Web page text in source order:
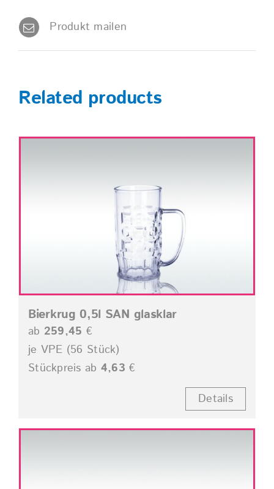
Produkt mailen
Related products
Bierkrug 0,5l SAN glasklar
ab 259,45 €
je VPE (56 Stück)
Stückpreis ab 4,63 €
Details